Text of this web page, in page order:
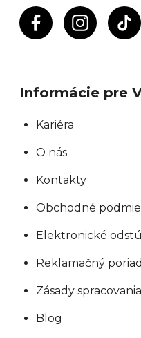
Informácie pre
Kariéra
O nás
Kontakty
Obchodné
Elektronické
Reklamačný
Zásady
Blog